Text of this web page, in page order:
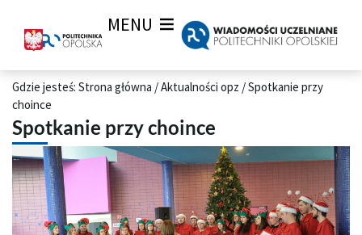
MENU
Gdzie jesteś: Strona główna /Aktualności opz /Spotkanie przy
choince
Spotkanie przy choince